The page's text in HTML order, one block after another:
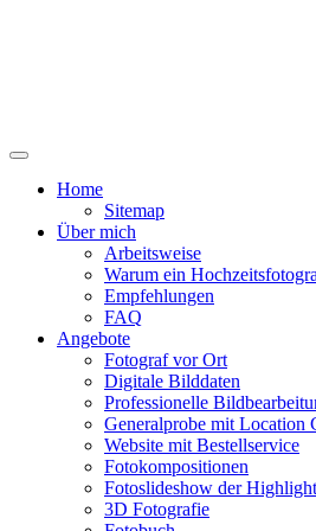
Home
Sitemap
Über mich
Arbeitsweise
Warum ein
Empfehlungen
FAQ
Angebote
Fotograf vor Ort
Digitale Bilddaten
Professionelle
Generalprobe mit Location
Website mit Bestellservice
Fotokompositionen
Fotoslideshow der
3D Fotografie